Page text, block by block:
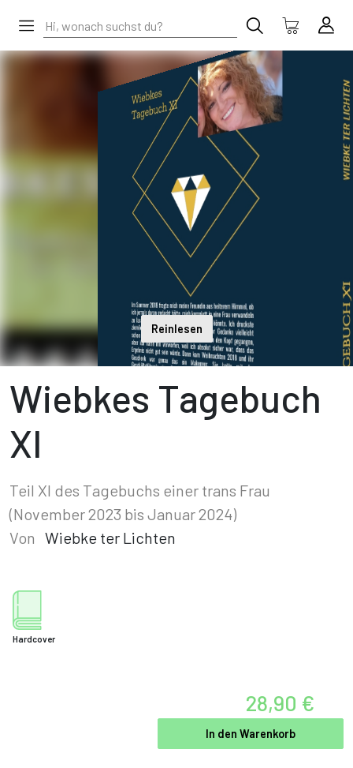
Reinlesen
Wiebkes Tagebuch
XI
Teil XI des Tagebuchs einer trans Frau
(November 2023 bis Januar 2024)
Von Wiebke ter Lichten
Hardcover
28,90 €
In den Warenkorb